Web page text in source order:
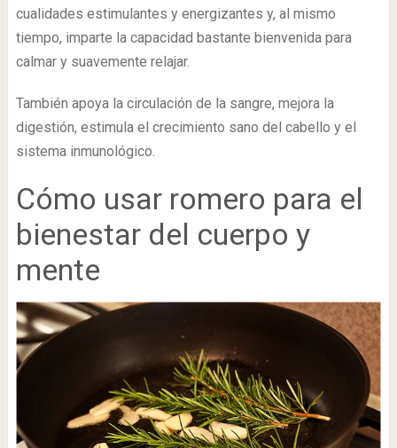
cualidades estimulantes y energizantes y, al mismo
tiempo, imparte la capacidad bastante bienvenida para
calmar y suavemente relajar.
También apoya la circulación de la sangre, mejora la
digestión, estimula el crecimiento sano del cabello y el
sistema inmunológico.
Cómo usar romero para el
bienestar del cuerpo y
mente